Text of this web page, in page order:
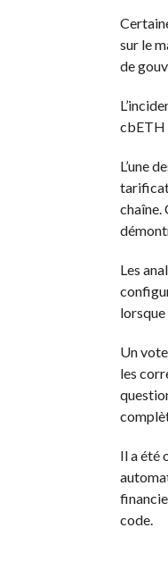
sur le
de
cbETH
L’une
chaîne.
Les
lorsque
Un
les
Il a été
code.